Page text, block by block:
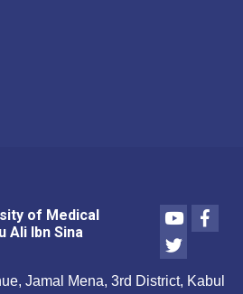
of Medical
Ali Ibn Sina
Youtube
Twitter
Jamal Mena, 3rd District, Kabul